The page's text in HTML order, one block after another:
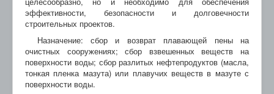
эффективности, безопасности и долговечности
строительных проектов.
Назначение: сбор и возврат плавающей пены на
очистных сооружениях; сбор взвешенных веществ на
поверхности воды; сбор разлитых нефтепродуктов (масла,
тонкая пленка мазута) или плавучих веществ в мазуте с
поверхности воды.